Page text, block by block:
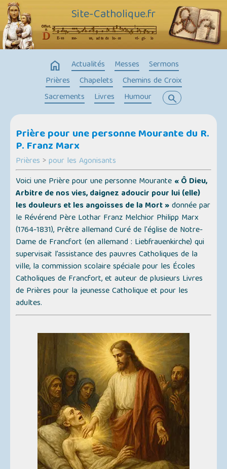
Site-Catholique.fr
home Actualités Messes
Sermons
Prières
Chapelets
Chemins de Croix
Sacrements
Livres Humour search
Prière pour une personne Mourante du R.
P. Franz Marx
Prières >pour les Agonisants
Voici une Prière pour une personne Mourante « Ô Dieu,
Arbitre de nos vies, daignez adoucir pour lui (elle)
les douleurs et les angoisses de la Mort »donnée par
le Révérend Père Lothar Franz Melchior Philipp Marx
(1764-1831), Prêtre allemand Curé de l'église de Notre-
Dame de Francfort (en allemand : Liebfrauenkirche) qui
supervisait l’assistance des pauvres Catholiques de la
ville, la commission scolaire spéciale pour les Écoles
Catholiques de Francfort, et auteur de plusieurs Livres
de Prières pour la jeunesse Catholique et pour les
adultes.